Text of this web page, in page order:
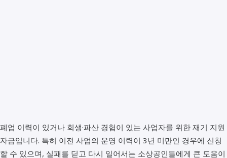
폐업 이력이 있거나 회생·파산 경험이 있는 사업자를 위한 재기 지원
자금입니다. 특히 이전 사업의 운영 이력이 3년 미만인 경우에 신청
할 수 있으며, 실패를 딛고 다시 일어서는 소상공인들에게 큰 도움이